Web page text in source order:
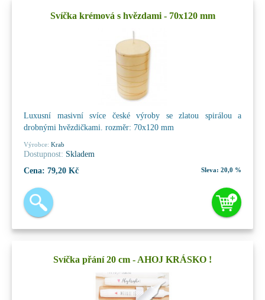
Svíčka krémová s hvězdami - 70x120 mm
Luxusní masivní svíce české výroby se zlatou spirálou a
drobnými hvězdičkami. rozměr: 70x120 mm
Výrobce: Krab
Dostupnost: Skladem
Cena: 79,20 Kč Sleva: 20,0 %
Svíčka přání 20 cm - AHOJ KRÁSKO !